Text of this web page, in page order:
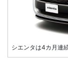
シエンタは4カ月連